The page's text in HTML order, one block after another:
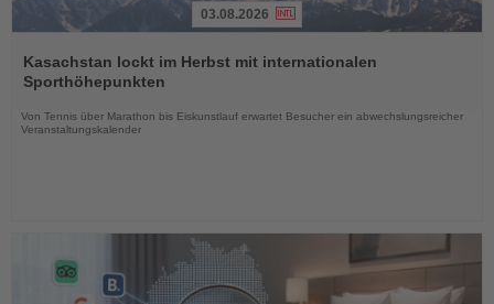
Sie
die
Nachrichten
03.08.2026
Kasachstan lockt im Herbst mit internationalen
Sporthöhepunkten
Von Tennis über Marathon bis Eiskunstlauf erwartet Besucher ein abwechslungsreicher
Veranstaltungskalender